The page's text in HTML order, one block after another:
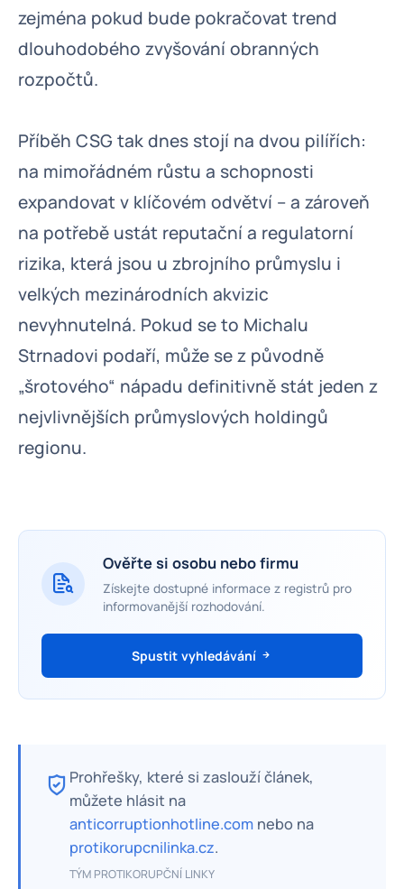
zejména pokud bude pokračovat trend
dlouhodobého zvyšování obranných
rozpočtů.
Příběh CSG tak dnes stojí na dvou pilířích:
na mimořádném růstu a schopnosti
expandovat v klíčovém odvětví – a zároveň
na potřebě ustát reputační a regulatorní
rizika, která jsou u zbrojního průmyslu i
velkých mezinárodních akvizic
nevyhnutelná. Pokud se to Michalu
Strnadovi podaří, může se z původně
„šrotového“ nápadu definitivně stát jeden z
nejvlivnějších průmyslových holdingů
regionu.
Ověřte si osobu nebo firmu
Získejte dostupné informace z registrů pro
informovanější rozhodování.
Spustit vyhledávání
Prohřešky, které si zaslouží článek,
můžete hlásit na
anticorruptionhotline.com nebo na
protikorupcnilinka.cz.
TÝM PROTIKORUPČNÍ LINKY